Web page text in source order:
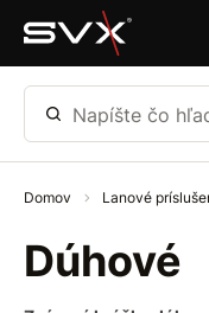
Preskočiť na hlavný
Napíšte čo
Domov Lanové
Dúhové